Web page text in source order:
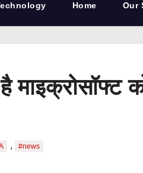
Home Our
माइक्रोसॉफ्ट
, #news